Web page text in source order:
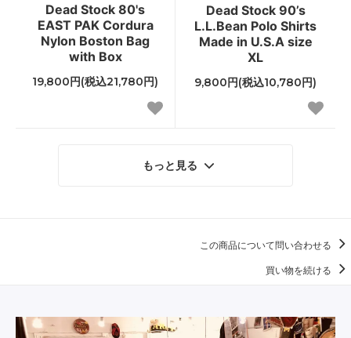
Dead Stock 80's
EAST PAK Cordura
Nylon Boston Bag
with Box
19,800円(税込21,780円)
Dead Stock 90’s
L.L.Bean Polo Shirts
Made in U.S.A size
XL
9,800円(税込10,780円)
もっと見る
この商品について問い合わせる
買い物を続ける